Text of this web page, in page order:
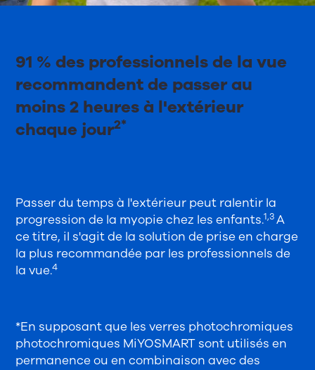
91 % des professionnels de la vue
recommandent de passer au
moins 2 heures à l'extérieur
chaque jour2*
Passer du temps à l'extérieur peut ralentir la
progression de la myopie chez les enfants.1,3 A
ce titre, il s'agit de la solution de prise en charge
la plus recommandée par les professionnels de
la vue.4
*En supposant que les verres photochromiques
photochromiques MiYOSMART sont utilisés en
permanence ou en combinaison avec des